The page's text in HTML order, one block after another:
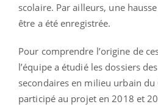
scolaire. Par ailleurs, une
être a été enregistrée.
Pour comprendre l’origine de
l’équipe a étudié les dossiers
secondaires en milieu urbain du
participé au projet en 2018 et